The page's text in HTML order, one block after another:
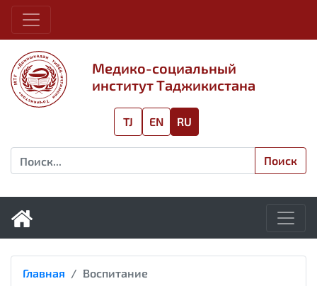
Медико-социальный
институт Таджикистана
Поиск
TJ RU
EN
Главная Воспитание